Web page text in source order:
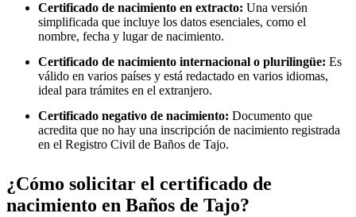
Certificado de nacimiento en extracto: Una versión
simplificada que incluye los datos esenciales, como el
nombre, fecha y lugar de nacimiento.
Certificado de nacimiento internacional o plurilingüe: Es
válido en varios países y está redactado en varios idiomas,
ideal para trámites en el extranjero.
Certificado negativo de nacimiento: Documento que
acredita que no hay una inscripción de nacimiento registrada
en el Registro Civil de Baños de Tajo.
¿Cómo solicitar el certificado de
nacimiento en Baños de Tajo?